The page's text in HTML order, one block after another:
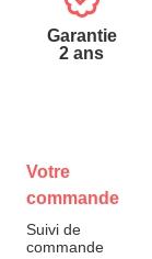
Garantie
2 ans
Votre
commande
Suivi de
commande